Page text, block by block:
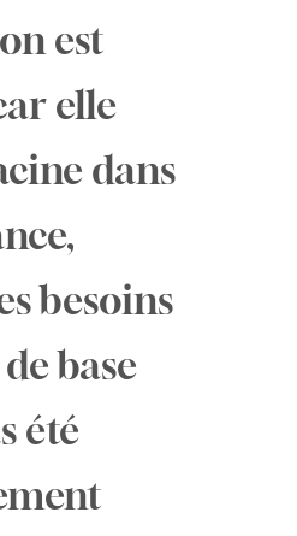
est
elle
dans
besoins
base
été